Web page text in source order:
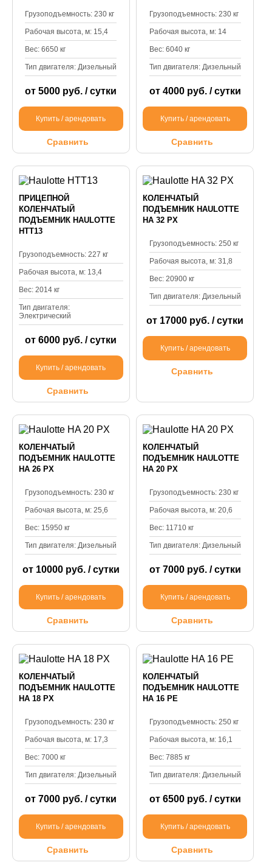
Грузоподъемность: 230 кг
Рабочая высота, м: 15,4
Вес: 6650 кг
Тип двигателя: Дизельный
от 5000 руб. / сутки
Купить / арендовать
Сравнить
Грузоподъемность: 230 кг
Рабочая высота, м: 14
Вес: 6040 кг
Тип двигателя: Дизельный
от 4000 руб. / сутки
Купить / арендовать
Сравнить
ПРИЦЕПНОЙ
КОЛЕНЧАТЫЙ
ПОДЪЕМНИК HAULOTTE
HTT13
Грузоподъемность: 227 кг
Рабочая высота, м: 13,4
Вес: 2014 кг
Тип двигателя:
Электрический
от 6000 руб. / сутки
Купить / арендовать
Сравнить
КОЛЕНЧАТЫЙ
ПОДЪЕМНИК HAULOTTE
HA 32 PX
Грузоподъемность: 250 кг
Рабочая высота, м: 31,8
Вес: 20900 кг
Тип двигателя: Дизельный
от 17000 руб. / сутки
Купить / арендовать
Сравнить
КОЛЕНЧАТЫЙ
ПОДЪЕМНИК HAULOTTE
HA 26 PX
Грузоподъемность: 230 кг
Рабочая высота, м: 25,6
Вес: 15950 кг
Тип двигателя: Дизельный
от 10000 руб. / сутки
Купить / арендовать
Сравнить
КОЛЕНЧАТЫЙ
ПОДЪЕМНИК HAULOTTE
HA 20 PX
Грузоподъемность: 230 кг
Рабочая высота, м: 20,6
Вес: 11710 кг
Тип двигателя: Дизельный
от 7000 руб. / сутки
Купить / арендовать
Сравнить
КОЛЕНЧАТЫЙ
ПОДЪЕМНИК HAULOTTE
HA 18 PX
Грузоподъемность: 230 кг
Рабочая высота, м: 17,3
Вес: 7000 кг
Тип двигателя: Дизельный
от 7000 руб. / сутки
Купить / арендовать
Сравнить
КОЛЕНЧАТЫЙ
ПОДЪЕМНИК HAULOTTE
HA 16 PE
Грузоподъемность: 250 кг
Рабочая высота, м: 16,1
Вес: 7885 кг
Тип двигателя: Дизельный
от 6500 руб. / сутки
Купить / арендовать
Сравнить